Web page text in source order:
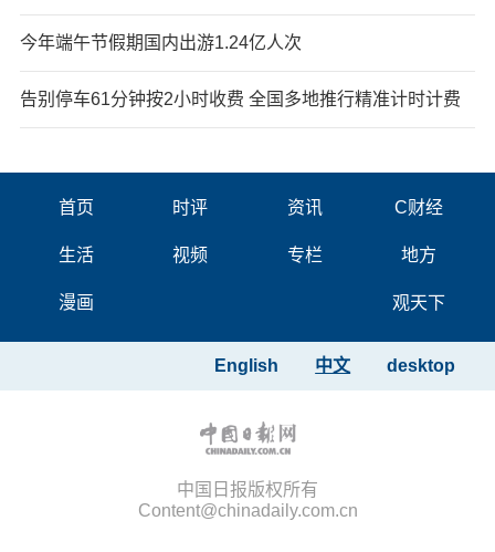
今年端午节假期国内出游1.24亿人次
告别停车61分钟按2小时收费 全国多地推行精准计时计费
首页 时评 资讯 C财经
生活 视频 专栏 地方
漫画 观天下
desktop
中文
English
中国日报版权所有
Content@chinadaily.com.cn